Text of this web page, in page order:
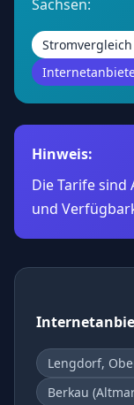
Sachsen:
Hinweis:
Die Tarife sind
und
Lengdorf,
Berkau